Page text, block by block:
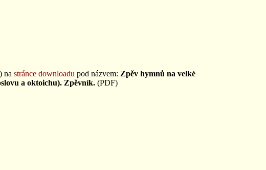
na stránce downloadu pod názvem: Zpěv hymnů na velké
a oktoichu). Zpěvník. (PDF)